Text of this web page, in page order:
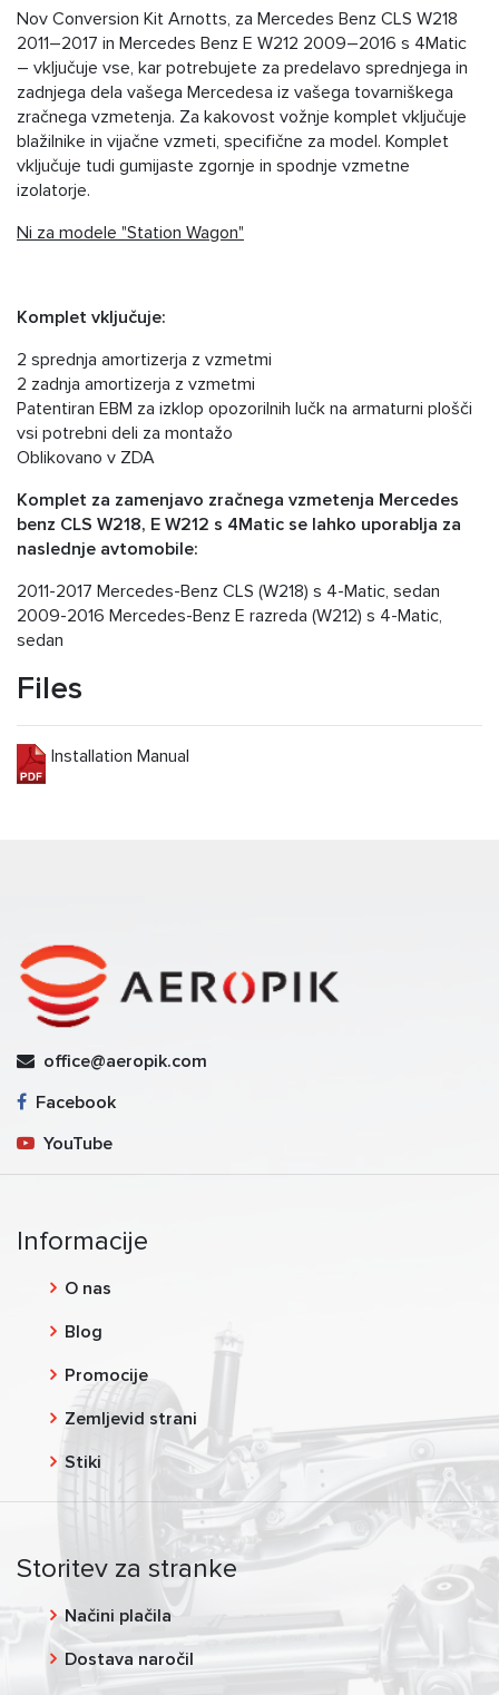
Nov Conversion Kit Arnotts, za Mercedes Benz CLS W218
2011–2017 in Mercedes Benz E W212 2009–2016 s 4Matic
– vključuje vse, kar potrebujete za predelavo sprednjega in
zadnjega dela vašega Mercedesa iz vašega tovarniškega
zračnega vzmetenja. Za kakovost vožnje komplet vključuje
blažilnike in vijačne vzmeti, specifične za model. Komplet
vključuje tudi gumijaste zgornje in spodnje vzmetne
izolatorje.
Ni za modele "Station Wagon"
Komplet vključuje:
2 sprednja amortizerja z vzmetmi
2 zadnja amortizerja z vzmetmi
Patentiran EBM za izklop opozorilnih lučk na armaturni plošči
vsi potrebni deli za montažo
Oblikovano v ZDA
Komplet za zamenjavo zračnega vzmetenja Mercedes
benz CLS W218, E W212 s 4Matic se lahko uporablja za
naslednje avtomobile:
2011-2017 Mercedes-Benz CLS (W218) s 4-Matic, sedan
2009-2016 Mercedes-Benz E razreda (W212) s 4-Matic,
sedan
Files
Installation Manual
office@aeropik.com
Facebook
YouTube
Informacije
O nas
Blog
Promocije
Zemljevid strani
Stiki
Storitev za stranke
Načini plačila
Dostava naročil